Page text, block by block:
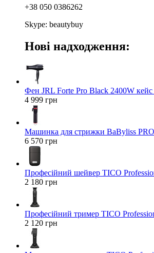
+38 050 0386262
Skype: beautybuy
Нові надходження:
Фен JRL Forte Pro Black 2400W
4 999 грн
Машинка для стрижки BaByliss
6 570 грн
Професійний шейвер TICO
2 180 грн
Професійний тример TICO
2 120 грн